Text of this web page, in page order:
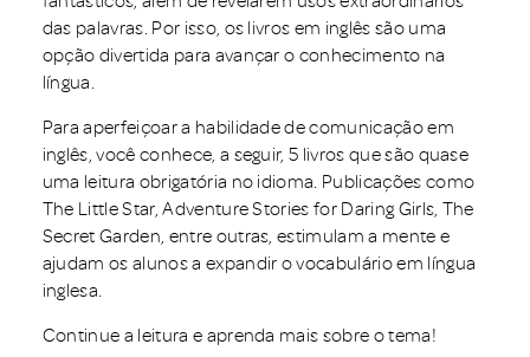
das palavras. Por isso, os livros em inglês são uma
opção divertida para avançar o conhecimento na
língua.
Para aperfeiçoar a habilidade de comunicação em
inglês, você conhece, a seguir, 5 livros que são quase
uma leitura obrigatória no idioma. Publicações como
The Little Star, Adventure Stories for Daring Girls, The
Secret Garden, entre outras, estimulam a mente e
ajudam os alunos a expandir o vocabulário em língua
inglesa.
Continue a leitura e aprenda mais sobre o tema!